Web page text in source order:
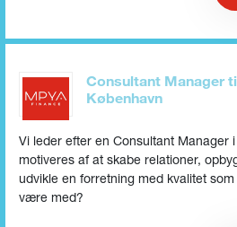
Consultant Manager
København
Vi leder efter en Consultant Manager
motiveres af at skabe relationer,
udvikle en forretning med kvalitet
være med?